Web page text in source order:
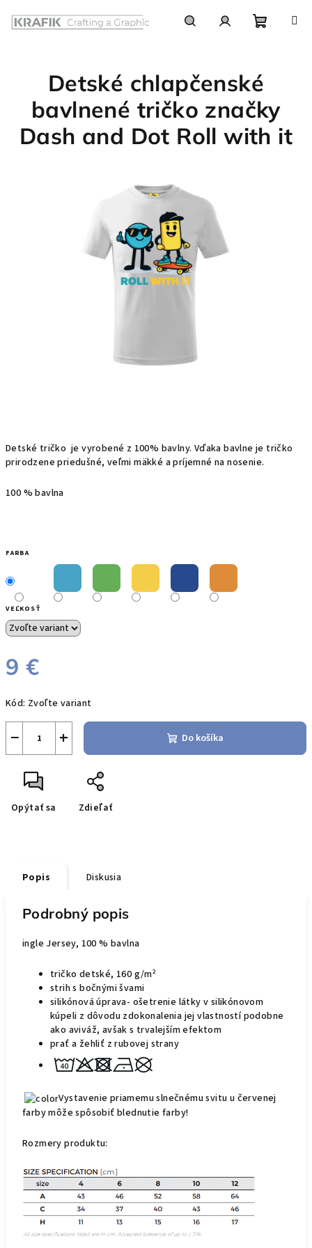
košík
Detské tričko jevyrobené z 100% bavlny. Vďaka bavlneje tričko
prirodzene priedušné, veľmi mäkké a príjemné na nosenie.
100 % bavlna
FARBA
VEĽKOSŤ
9 €
cena:
Kód: Zvoľte variant
+
− Do košíka
Opýtať sa Zdieľať
Detské chlapčenské
bavlnené tričko značky
Dash and Dot Roll with it
Popis Diskusia
Podrobný popis
ingle Jersey, 100 % bavlna
tričko detské, 160 g/m²
strih s bočnými švami
silikónová úprava- ošetrenie látky v silikónovom
kúpeli z dôvodu zdokonalenia jej vlastností podobne
ako aviváž, avšak s trvalejšímefektom
prať a žehliť z rubovej strany
Vystavenie priamemu slnečnému svitu u červenej
farby môže spôsobiť blednutie farby!
Rozmery produktu: